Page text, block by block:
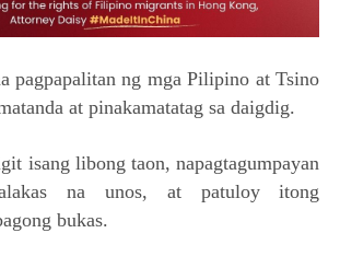
pagpapalitan ng mga Pilipino at Tsino
at pinakamatatag sa daigdig.
isang libong taon, napagtagumpayan
na unos, at patuloy itong
bukas.